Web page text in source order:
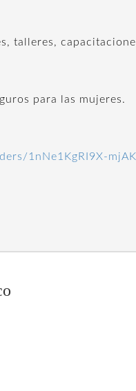
talleres,
para las mujeres.
1nNe1KgRI9X-